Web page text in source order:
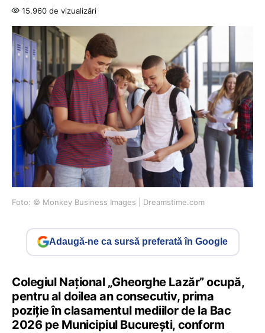
15.960 de vizualizări
Foto: © Monkey Business Images | Dreamstime.com
Adaugă-ne ca sursă preferată în Google
Colegiul Național „Gheorghe Lazăr” ocupă,
pentru al doilea an consecutiv, prima
poziție în clasamentul mediilor de la Bac
2026 pe Municipiul București, conform